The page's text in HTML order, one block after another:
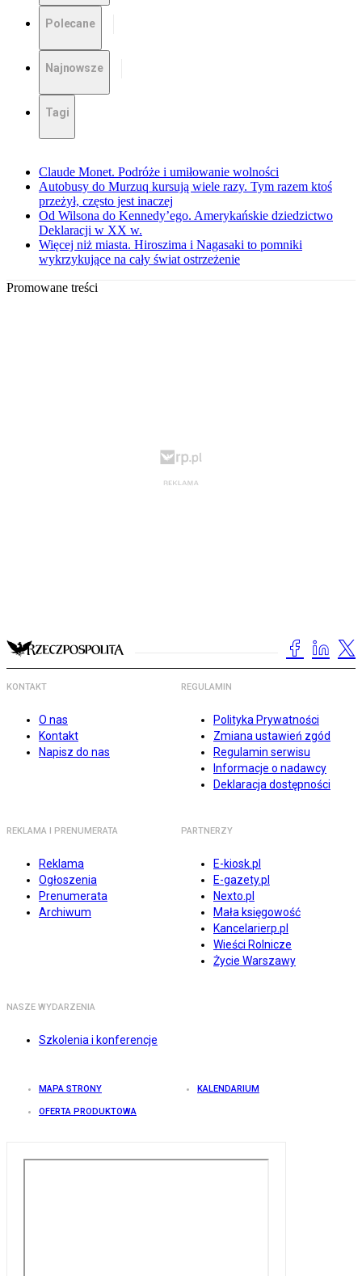
Polecane
Najnowsze
Tagi
Claude Monet. Podróże i umiłowanie wolności
Autobusy do Murzuq kursują wiele razy. Tym razem ktoś
przeżył, często jest inaczej
Od Wilsona do Kennedy’ego. Amerykańskie dziedzictwo
Deklaracji w XX w.
Więcej niż miasta. Hiroszima i Nagasaki to pomniki
wykrzykujące na cały świat ostrzeżenie
Promowane treści
KONTAKT
O nas
Kontakt
Napisz do nas
REGULAMIN
Polityka Prywatności
Zmiana ustawień zgód
Regulamin serwisu
Informacje o nadawcy
Deklaracja dostępności
REKLAMA I PRENUMERATA
Reklama
Ogłoszenia
Prenumerata
Archiwum
PARTNERZY
E-kiosk.pl
E-gazety.pl
Nexto.pl
Mała księgowość
Kancelarierp.pl
Wieści Rolnicze
Życie Warszawy
NASZE WYDARZENIA
Szkolenia i konferencje
MAPA STRONY KALENDARIUM
OFERTA PRODUKTOWA